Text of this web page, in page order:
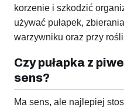
korzenie i szkodzić
używać pułapek,
warzywniku oraz przy
Czy pułapka z
sens?
Ma sens, ale najlepiej